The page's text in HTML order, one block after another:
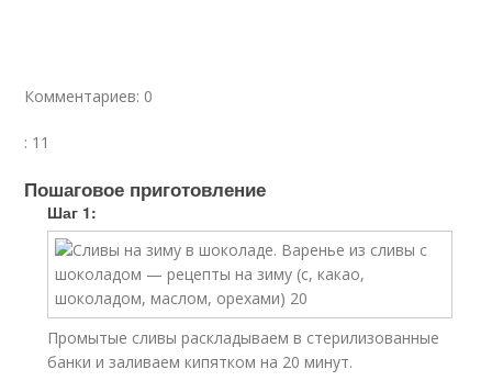
Комментариев: 0
: 11
Пошаговое приготовление
Шаг 1:
Промытые сливы раскладываем в стерилизованные
банки и заливаем кипятком на 20 минут.